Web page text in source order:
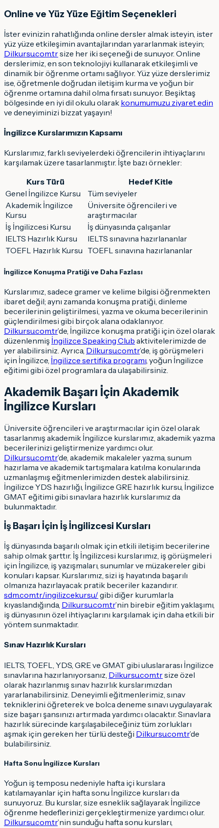
Online ve Yüz Yüze Eğitim Seçenekleri
İster evinizin rahatlığında online dersler almak isteyin, ister
yüz yüze etkileşimin avantajlarından yararlanmak isteyin;
Dilkursu.com.trsize her iki seçeneği de sunuyor. Online
derslerimiz, en son teknolojiyi kullanarak etkileşimli ve
dinamik bir öğrenme ortamı sağlıyor. Yüz yüze derslerimiz
ise, öğretmenle doğrudan iletişim kurma ve yoğun bir
öğrenme ortamına dahil olma fırsatı sunuyor. Beşiktaş
bölgesinde en iyi dil okulu olarak konumumuzu ziyaret edin
ve deneyiminizi bizzat yaşayın!
İngilizce Kurslarımızın Kapsamı
Kurslarımız, farklı seviyelerdeki öğrencilerin ihtiyaçlarını
karşılamak üzere tasarlanmıştır. İşte bazı örnekler:
Kurs Türü
Hedef Kitle
Genel İngilizce Kursu
Tüm seviyeler
Akademik İngilizce
Kursu
Üniversite öğrencileri ve
araştırmacılar
İş İngilizcesi Kursu
İş dünyasında çalışanlar
IELTS Hazırlık Kursu
IELTS sınavına hazırlananlar
TOEFL Hazırlık Kursu TOEFL sınavına hazırlananlar
İngilizce Konuşma Pratiği ve Daha Fazlası
Kurslarımız, sadece gramer ve kelime bilgisi öğrenmekten
ibaret değil; aynı zamanda konuşma pratiği, dinleme
becerilerinin geliştirilmesi, yazma ve okuma becerilerinin
güçlendirilmesi gibi birçok alana odaklanıyor.
Dilkursu.com.tr’de, İngilizce konuşma pratiği için özel olarak
düzenlenmiş İngilizce Speaking Club aktivitelerimizde de
yer alabilirsiniz. Ayrıca, Dilkursu.com.tr’de, iş görüşmeleri
için İngilizce, İngilizce sertifika programı , yoğun İngilizce
eğitimi gibi özel programlara da ulaşabilirsiniz.
Akademik Başarı İçin Akademik
İngilizce Kursları
Üniversite öğrencileri ve araştırmacılar için özel olarak
tasarlanmış akademik İngilizce kurslarımız, akademik yazma
becerilerinizi geliştirmenize yardımcı olur.
Dilkursu.com.tr’de, akademik makaleler yazma, sunum
hazırlama ve akademik tartışmalara katılma konularında
uzmanlaşmış eğitmenlerimizden destek alabilirsiniz.
İngilizce YDS hazırlığı, İngilizce GRE hazırlık kursu, İngilizce
GMAT eğitimi gibi sınavlara hazırlık kurslarımız da
bulunmaktadır.
İş Başarı İçin İş İngilizcesi Kursları
İş dünyasında başarılı olmak için etkili iletişim becerilerine
sahip olmak şarttır. İş İngilizcesi kurslarımız, iş görüşmeleri
için İngilizce, iş yazışmaları, sunumlar ve müzakereler gibi
konuları kapsar. Kurslarımız, sizi iş hayatında başarılı
olmanıza hazırlayacak pratik beceriler kazandırır.
sdm.com.tr/ingilizcekursu/ gibi diğer kurumlarla
kıyaslandığında, Dilkursu.com.tr’nin birebir eğitim yaklaşımı,
iş dünyasının özel ihtiyaçlarını karşılamak için daha etkili bir
yöntem sunmaktadır.
Sınav Hazırlık Kursları
IELTS, TOEFL, YDS, GRE ve GMAT gibi uluslararası İngilizce
sınavlarına hazırlanıyorsanız, Dilkursu.com.trsize özel
olarak hazırlanmış sınav hazırlık kurslarımızdan
yararlanabilirsiniz. Deneyimli eğitmenlerimiz, sınav
tekniklerini öğreterek ve bolca deneme sınavı uygulayarak
size başarı şansınızı artırmada yardımcı olacaktır. Sınavlara
hazırlık sürecinde karşılaşabileceğiniz tüm zorlukları
aşmak için gereken her türlü desteği Dilkursu.com.tr’de
bulabilirsiniz.
Hafta Sonu İngilizce Kursları
Yoğun iş temposu nedeniyle hafta içi kurslara
katılamayanlar için hafta sonu İngilizce kursları da
sunuyoruz. Bu kurslar, size esneklik sağlayarak İngilizce
öğrenme hedeflerinizi gerçekleştirmenize yardımcı olur.
Dilkursu.com.tr’nin sunduğu hafta sonu kursları,